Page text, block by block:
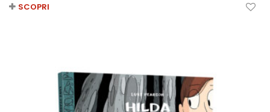
SCOPRI